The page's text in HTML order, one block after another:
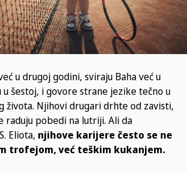
u drugoj godini, sviraju Baha već u
šestoj, i govore strane jezike tečno u
života. Njihovi drugari drhte od zavisti,
raduju pobedi na lutriji. Ali da
Eliota, njihove karijere često se ne
trofejom, već teškim kukanjem.